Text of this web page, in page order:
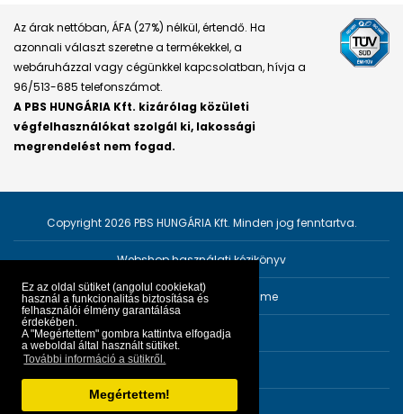
Ez az oldal sütiket (angolul cookiekat)
használ a funkcionalitás biztosítása és
felhasználói élmény garantálása
érdekében.
A "Megértettem" gombra kattintva elfogadja
a weboldal által használt sütiket.
További információ a sütikről.
Megértettem!
Az árak nettóban, ÁFA (27%) nélkül, értendő. Ha
azonnali választ szeretne a termékekkel, a
webáruházzal vagy cégünkkel kapcsolatban, hívja a
96/513-685 telefonszámot.
A PBS HUNGÁRIA Kft. kizárólag közületi
végfelhasználókat szolgál ki, lakossági
megrendelést nem fogad.
Copyright 2026 PBS HUNGÁRIA Kft. Minden jog fenntartva.
Webshop használati kézikönyv
Személyes adatok védelme
Impresszum